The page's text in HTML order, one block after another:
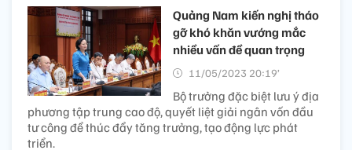
Quảng Nam kiến nghị tháo
gỡ khó khăn vướng mắc
nhiều vấn đề quan trọng
11/05/2023 20:19’
Bộ trưởng đặc biệt lưu ý địa
phương tập trung cao độ, quyết liệt giải ngân vốn đầu
tư công để thúc đẩy tăng trưởng, tạo động lực phát
triển.